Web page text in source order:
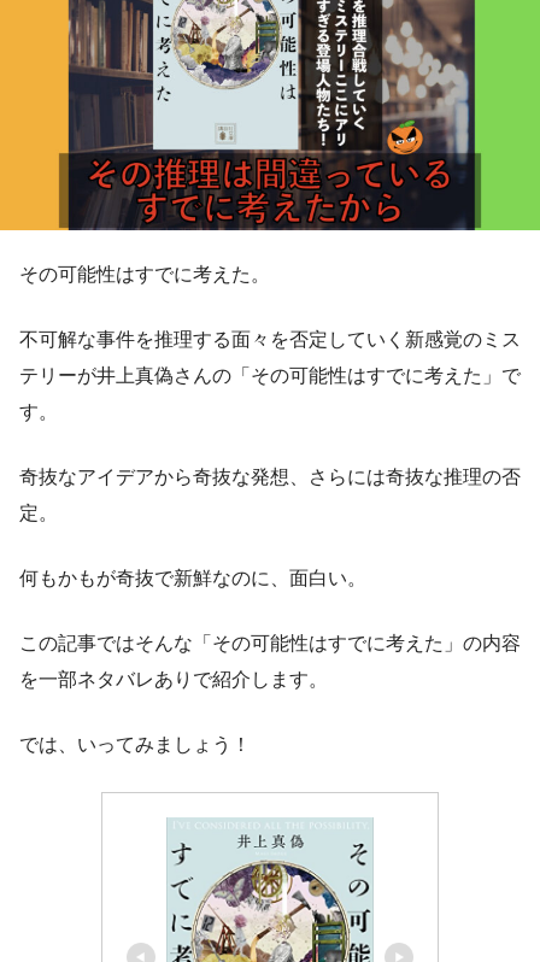
その可能性はすでに考えた。
不可解な事件を推理する面々を否定していく新感覚のミス
テリーが井上真偽さんの「その可能性はすでに考えた」で
す。
奇抜なアイデアから奇抜な発想、さらには奇抜な推理の否
定。
何もかもが奇抜で新鮮なのに、面白い。
この記事ではそんな「その可能性はすでに考えた」の内容
を一部ネタバレありで紹介します。
では、いってみましょう！